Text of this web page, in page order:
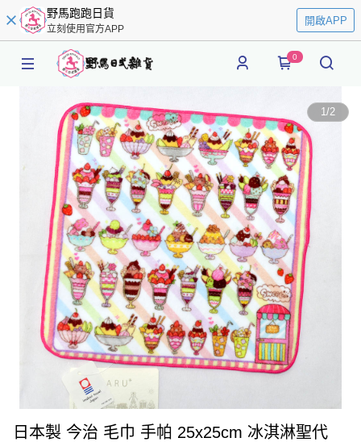
野馬跑跑日貨
立刻使用官方APP
開啟APP
0
1/2
日本製 今治 毛巾 手帕 25x25cm 冰淇淋聖代